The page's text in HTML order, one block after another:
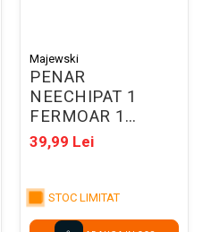
Majewski
PENAR
NEECHIPAT 1
FERMOAR 1
EXTENSIE
ST.RIGHT PC-01
697425
39,99 Lei
STOC LIMITAT